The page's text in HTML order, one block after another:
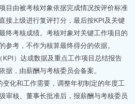
目由被考核对象依据完成情况按评价标准
接上级进行复评打分，最后按KPI及关键
终考核成绩。考核对象对关键工作项目的
参考，不作为核算最终得分的依据。
KPI）达成数据及重点工作项目总结报告
据，由薪酬与考核委员会备案。
变化和工作需要，调整年初制定的年度工
审核、董事长批准后，报薪酬与考核委员